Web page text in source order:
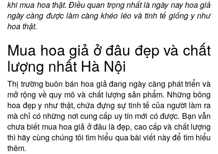
khi mua hoa thật. Điều quan trọng nhất là ngày nay hoa giả
ngày càng được làm càng khéo léo và tinh tế giống y như
hoa thật.
Mua hoa giả ở đâu đẹp và chất
lượng nhất Hà Nội
Thị trường buôn bán hoa giả đang ngày càng phát triển và
mở rộng về quy mô và chất lượng sản phẩm. Những bông
hoa đẹp y như thật, chứa đựng sự tinh tế của người làm ra
mà chỉ có những nơi cung cấp uy tín mới có được. Bạn vẫn
chưa biết mua hoa giả ở đâu là đẹp, cao cấp và chất lượng
thì hãy cùng chúng tôi tìm hiểu qua bài viết này để tìm hiểu
thêm.